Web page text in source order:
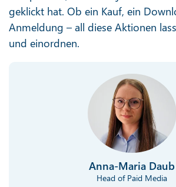
geklickt hat. Ob ein Kauf, ein
Anmeldung – all diese Aktionen
und einordnen.
Anna-Maria Daub
Head of Paid Media